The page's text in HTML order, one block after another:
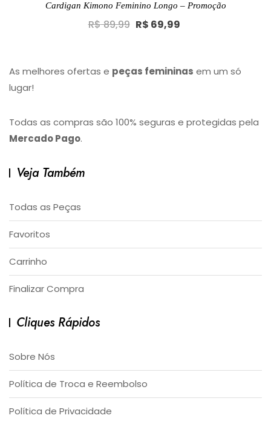
Cardigan Kimono Feminino Longo – Promoção
R$89,99 Original
R$ 89,99.
R$ 69,99
R$ 69,99.
As melhores ofertas e peças femininas em um só
lugar!
Todas as compras são 100% seguras e protegidas pela
Mercado Pago.
Veja Também
Todas as Peças
Favoritos
Carrinho
Finalizar Compra
Cliques Rápidos
Sobre Nós
Política de Troca e Reembolso
Política de Privacidade